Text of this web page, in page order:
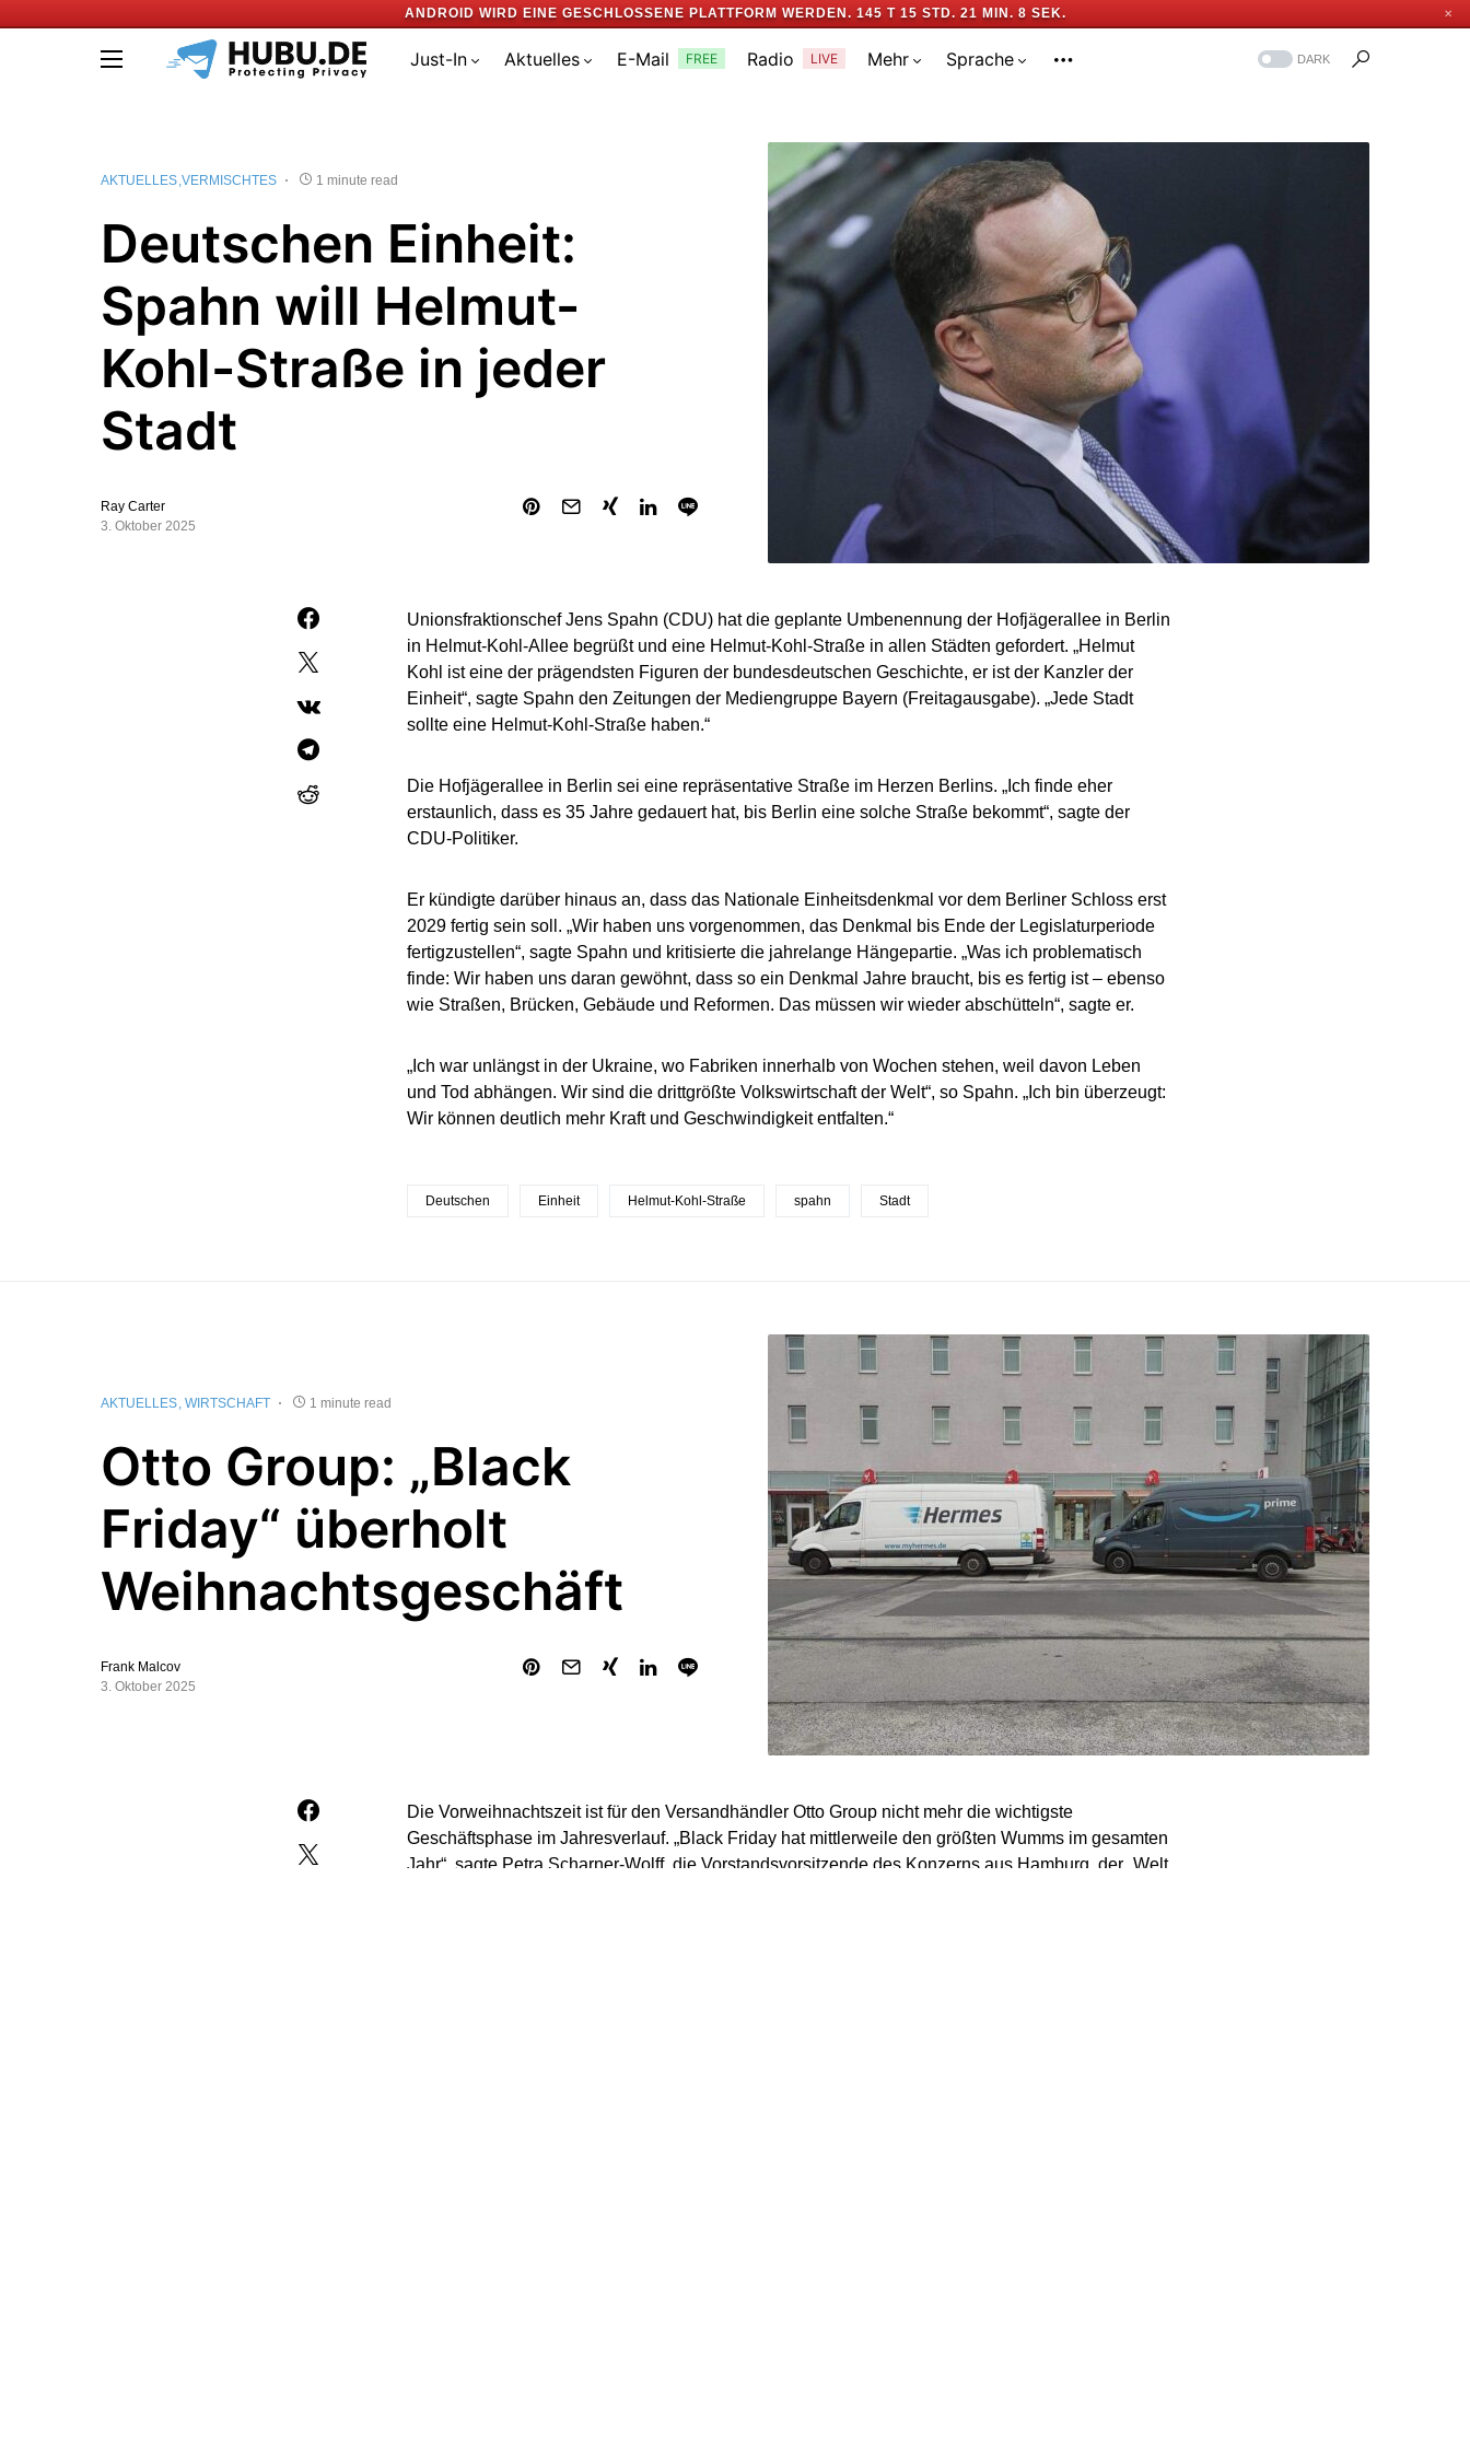
ANDROID WIRD EINE GESCHLOSSENE PLATTFORM WERDEN. 145 T 15 STD. 21 MIN. 7 SEK. ✕
Just-In Aktuelles E-Mail FREE Radio LIVE Mehr Sprache DARK
AKTUELLES VERMISCHTES 1 minute read
Deutschen Einheit:
Spahn will Helmut-
Kohl-Straße in jeder
Stadt
Ray Carter
3. Oktober 2025
Unionsfraktionschef Jens Spahn (CDU) hat die geplante Umbenennung der Hofjägerallee in Berlin
in Helmut-Kohl-Allee begrüßt und eine Helmut-Kohl-Straße in allen Städten gefordert. „Helmut
Kohl ist eine der prägendsten Figuren der bundesdeutschen Geschichte, er ist der Kanzler der
Einheit“, sagte Spahn den Zeitungen der Mediengruppe Bayern (Freitagausgabe). „Jede Stadt
sollte eine Helmut-Kohl-Straße haben.“
Die Hofjägerallee in Berlin sei eine repräsentative Straße im Herzen Berlins. „Ich finde eher
erstaunlich, dass es 35 Jahre gedauert hat, bis Berlin eine solche Straße bekommt“, sagte der
CDU-Politiker.
Er kündigte darüber hinaus an, dass das Nationale Einheitsdenkmal vor dem Berliner Schloss erst
2029 fertig sein soll. „Wir haben uns vorgenommen, das Denkmal bis Ende der Legislaturperiode
fertigzustellen“, sagte Spahn und kritisierte die jahrelange Hängepartie. „Was ich problematisch
finde: Wir haben uns daran gewöhnt, dass so ein Denkmal Jahre braucht, bis es fertig ist – ebenso
wie Straßen, Brücken, Gebäude und Reformen. Das müssen wir wieder abschütteln“, sagte er.
„Ich war unlängst in der Ukraine, wo Fabriken innerhalb von Wochen stehen, weil davon Leben
und Tod abhängen. Wir sind die drittgrößte Volkswirtschaft der Welt“, so Spahn. „Ich bin überzeugt:
Wir können deutlich mehr Kraft und Geschwindigkeit entfalten.“
Deutschen Einheit Helmut-Kohl-Straße spahn Stadt
AKTUELLES WIRTSCHAFT 1 minute read
Otto Group: „Black
Friday“ überholt
Weihnachtsgeschäft
Frank Malcov
3. Oktober 2025
Die Vorweihnachtszeit ist für den Versandhändler Otto Group nicht mehr die wichtigste
Geschäftsphase im Jahresverlauf. „Black Friday hat mittlerweile den größten Wumms im gesamten
Jahr“, sagte Petra Scharner-Wolff, die Vorstandsvorsitzende des Konzerns aus Hamburg, der „Welt